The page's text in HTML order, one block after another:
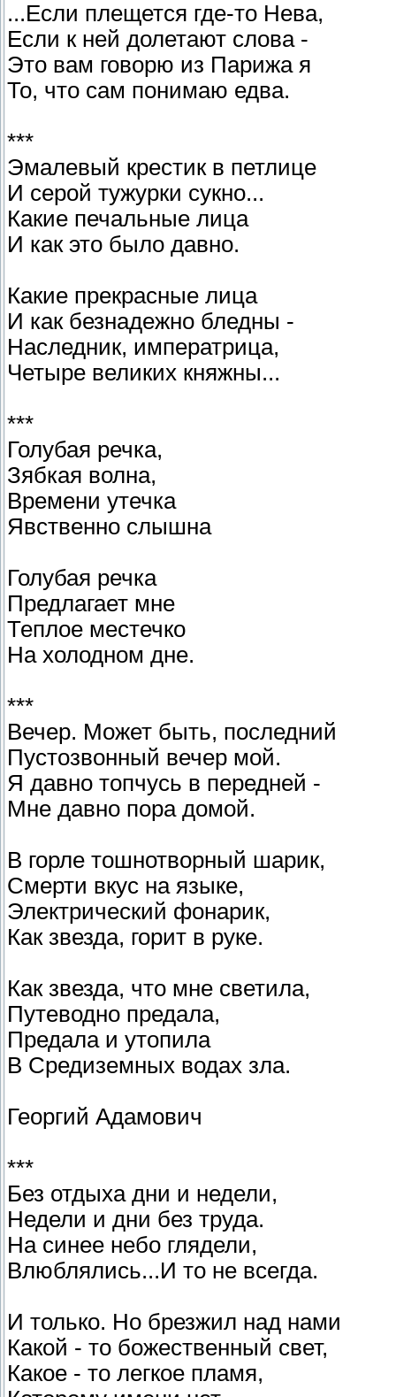
...Если плещется где-то Нева,
Если к ней долетают слова -
Это вам говорю из Парижа я
То, что сам понимаю едва.
***
Эмалевый крестик в петлице
И серой тужурки сукно...
Какие печальные лица
И как это было давно.
Какие прекрасные лица
И как безнадежно бледны -
Наследник, императрица,
Четыре великих княжны...
***
Голубая речка,
Зябкая волна,
Времени утечка
Явственно слышна
Голубая речка
Предлагает мне
Теплое местечко
На холодном дне.
***
Вечер. Может быть, последний
Пустозвонный вечер мой.
Я давно топчусь в передней -
Мне давно пора домой.
В горле тошнотворный шарик,
Смерти вкус на языке,
Электрический фонарик,
Как звезда, горит в руке.
Как звезда, что мне светила,
Путеводно предала,
Предала и утопила
В Средиземных водах зла.
Георгий Адамович
***
Без отдыха дни и недели,
Недели и дни без труда.
На синее небо глядели,
Влюблялись...И то не всегда.
И только. Но брезжил над нами
Какой - то божественный свет,
Какое - то легкое пламя,